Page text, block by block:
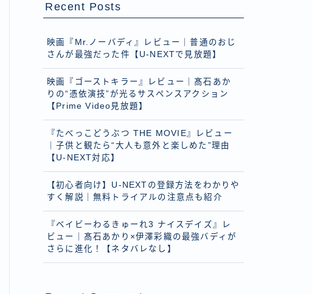
Recent Posts
映画『Mr.ノーバディ』レビュー｜普通のおじ
さんが最強だった件【U-NEXTで見放題】
映画『ゴーストキラー』レビュー｜髙石あか
りの“憑依演技”が光るサスペンスアクション
【Prime Video見放題】
『たべっこどうぶつ THE MOVIE』レビュー
｜子供と観たら“大人も意外と楽しめた”理由
【U-NEXT対応】
【初心者向け】U-NEXTの登録方法をわかりや
すく解説｜無料トライアルの注意点も紹介
『ベイビーわるきゅーれ3 ナイスデイズ』レ
ビュー｜髙石あかり×伊澤彩織の最強バディが
さらに進化！【ネタバレなし】